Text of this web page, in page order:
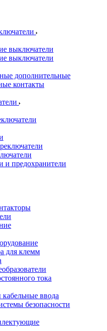
выключатели
выключатели
дополнительные
контакты
и предохранители
для клемм
тока
ввода
безопасности